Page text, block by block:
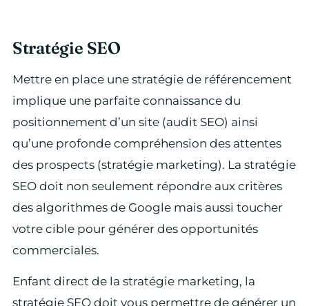
Stratégie SEO
Mettre en place une stratégie de référencement
implique une parfaite connaissance du
positionnement d’un site (audit SEO) ainsi
qu’une profonde compréhension des attentes
des prospects (stratégie marketing). La stratégie
SEO doit non seulement répondre aux critères
des algorithmes de Google mais aussi toucher
votre cible pour générer des opportunités
commerciales.
Enfant direct de la stratégie marketing, la
stratégie SEO doit vous permettre de générer un